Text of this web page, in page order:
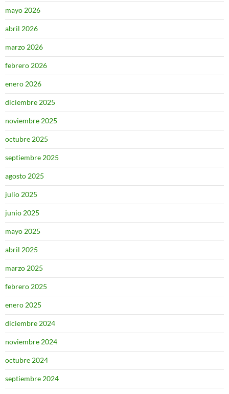
mayo 2026
abril 2026
marzo 2026
febrero 2026
enero 2026
diciembre 2025
noviembre 2025
octubre 2025
septiembre 2025
agosto 2025
julio 2025
junio 2025
mayo 2025
abril 2025
marzo 2025
febrero 2025
enero 2025
diciembre 2024
noviembre 2024
octubre 2024
septiembre 2024